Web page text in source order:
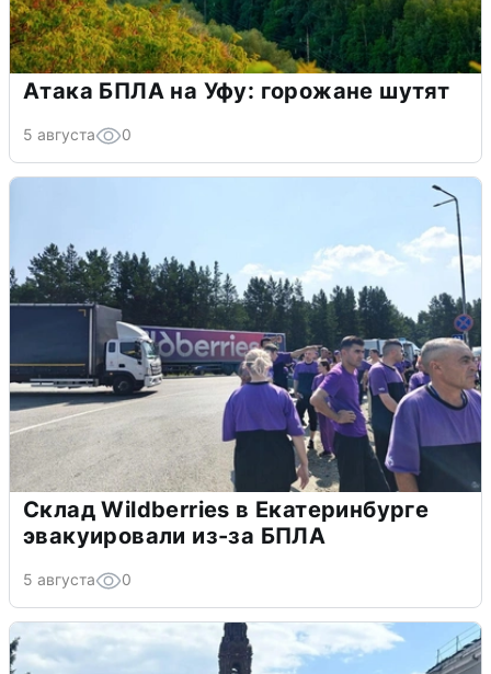
Атака БПЛА на Уфу: горожане шутят
5 августа 0
Склад Wildberries в Екатеринбурге
эвакуировали из-за БПЛА
5 августа 0